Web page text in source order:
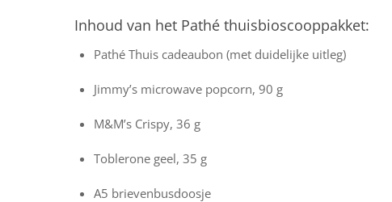
Inhoud van het Pathé thuisbioscooppakket:
Pathé Thuis cadeaubon (met duidelijke uitleg)
Jimmy’s microwave popcorn, 90 g
M&M’s Crispy, 36 g
Toblerone geel, 35 g
A5 brievenbusdoosje